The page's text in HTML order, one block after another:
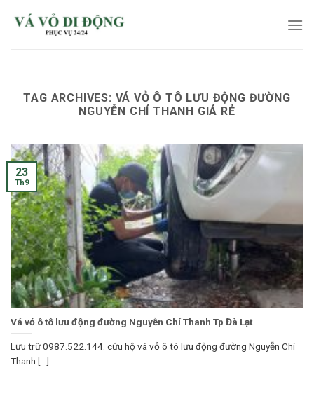
TAG ARCHIVES: VÁ VỎ Ô TÔ LƯU ĐỘNG ĐƯỜNG
NGUYỄN CHÍ THANH GIÁ RẺ
Vá vỏ ô tô lưu động đường Nguyễn Chí Thanh Tp Đà Lạt
Lưu trữ 0987.522.144. cứu hộ vá vỏ ô tô lưu động đường Nguyễn Chí
Thanh [...]
23
Th9